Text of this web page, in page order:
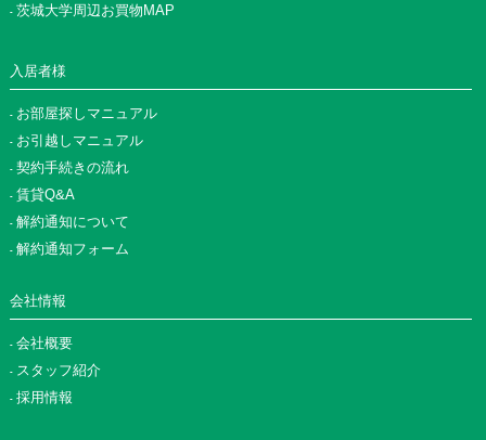
茨城大学周辺お買物MAP
入居者様
お部屋探しマニュアル
お引越しマニュアル
契約手続きの流れ
賃貸Q&A
解約通知について
解約通知フォーム
会社情報
会社概要
スタッフ紹介
採用情報